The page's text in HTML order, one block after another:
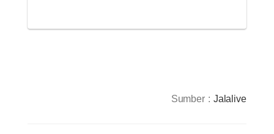
Sumber :Jalalive